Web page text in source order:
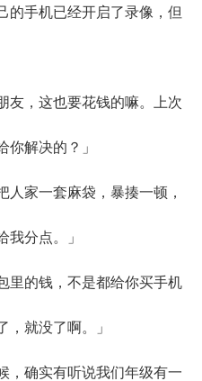
的手机已经开启了录像，但
，这也要花钱的嘛。上次
你解决的？」
家一套麻袋，暴揍一顿，
我分点。」
的钱，不是都给你买手机
，就没了啊。」
确实有听说我们年级有一